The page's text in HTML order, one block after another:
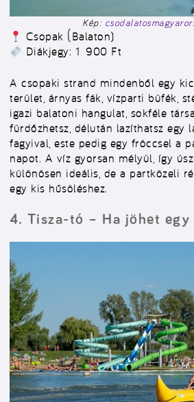
Kép:
Csopak (Balaton)
Diákjegy: 1 900 Ft
A csopaki strand mindenből egy
terület, árnyas fák, vízparti büfék,
igazi balatoni hangulat, sokféle
fürdőzhetsz, délután lazíthatsz egy
fagyival, este pedig egy fröccsel a
napot. A víz gyorsan mélyül, így
különösen ideális, de a partközeli
egy kis hűsöléshez.
4. Tisza-tó – Ha jöhet egy